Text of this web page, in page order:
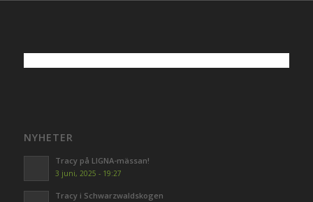
NYHETER
Tracy på LIGNA-mässan!
3 juni, 2025 - 19:27
Tracy i Schwarzwaldskogen